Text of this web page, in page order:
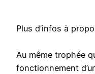
Plus d’infos à
Au même trophée
fonctionnement